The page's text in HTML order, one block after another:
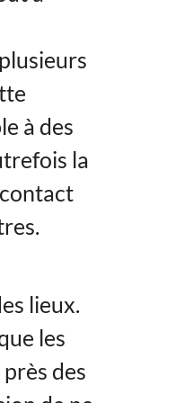
à des
la
lieux.
les
des